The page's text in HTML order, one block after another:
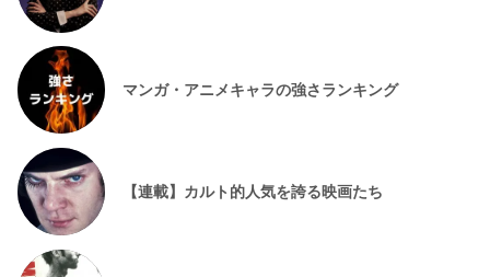
マンガ・アニメキャラの強さランキング
【連載】カルト的人気を誇る映画たち